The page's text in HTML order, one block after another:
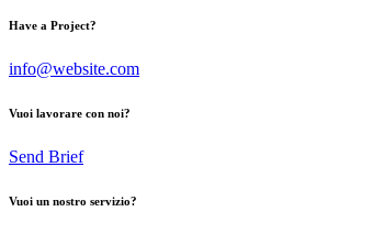
Have a Project?
info@website.com
Vuoi lavorare con noi?
Send Brief
Vuoi un nostro servizio?